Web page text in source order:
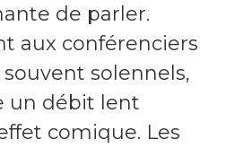
de parler.
aux conférenciers
solennels,
un débit lent
comique. Les